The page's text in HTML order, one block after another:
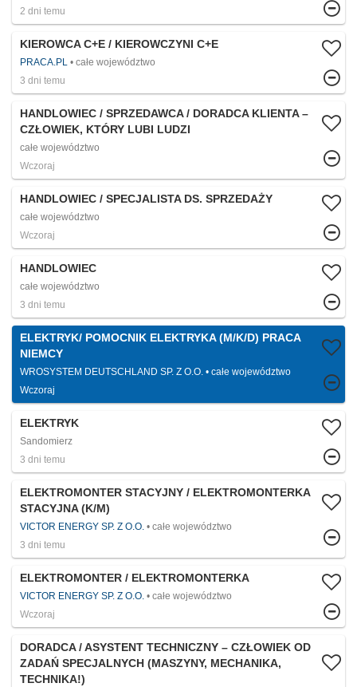
2 dni temu
KIEROWCA C+E / KIEROWCZYNI C+E
PRACA.PL
całe województwo
3 dni temu
HANDLOWIEC / SPRZEDAWCA / DORADCA KLIENTA –
CZŁOWIEK, KTÓRY LUBI LUDZI
całe województwo
Wczoraj
HANDLOWIEC / SPECJALISTA DS. SPRZEDAŻY
całe województwo
Wczoraj
HANDLOWIEC
całe województwo
3 dni temu
ELEKTRYK/ POMOCNIK ELEKTRYKA (M/K/D) PRACA
NIEMCY
WROSYSTEM DEUTSCHLAND SP. Z O.O.
całe województwo
Wczoraj
ELEKTRYK
Sandomierz
3 dni temu
ELEKTROMONTER STACYJNY / ELEKTROMONTERKA
STACYJNA (K/M)
VICTOR ENERGY SP. Z O.O.
całe województwo
3 dni temu
ELEKTROMONTER / ELEKTROMONTERKA
VICTOR ENERGY SP. Z O.O.
całe województwo
Wczoraj
DORADCA / ASYSTENT TECHNICZNY – CZŁOWIEK OD
ZADAŃ SPECJALNYCH (MASZYNY, MECHANIKA,
TECHNIKA!)